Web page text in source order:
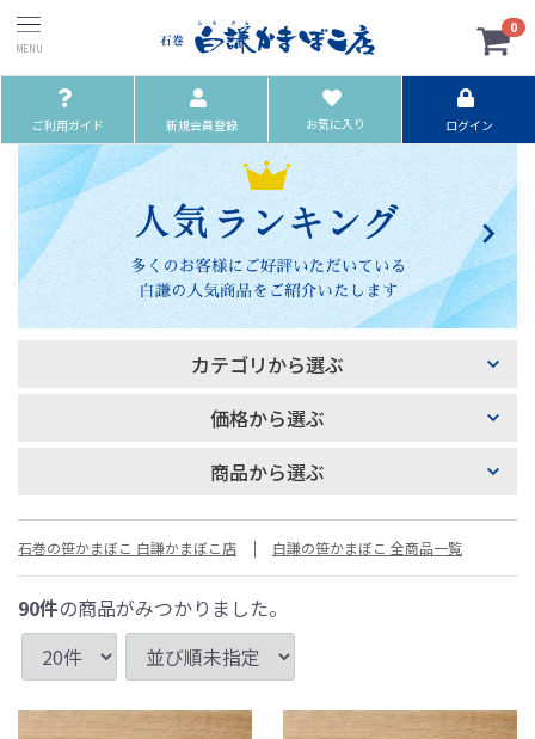
ご利用ガイド 新規会員登録 お気に入り ログイン
0
カテゴリから選ぶ
価格から選ぶ
商品から選ぶ
石巻の笹かまぼこ 白謙かまぼこ店 白謙の笹かまぼこ 全商品一覧
90件の商品がみつかりました。